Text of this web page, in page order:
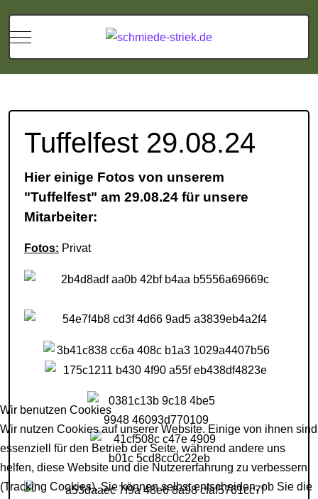
Mobile Menu Toggle
Tuffelfest 29.08.24
Hier einige Fotos von unserem
"Tuffelfest" am 29.08.24 für unsere
Mitarbeiter:
Fotos: Privat
Wir benutzen Cookies
Wir nutzen Cookies auf unserer Website. Einige von ihnen sind
essenziell für den Betrieb der Seite, während andere uns
helfen, diese Website und die Nutzererfahrung zu verbessern
(Tracking Cookies). Sie können selbst entscheiden, ob Sie die